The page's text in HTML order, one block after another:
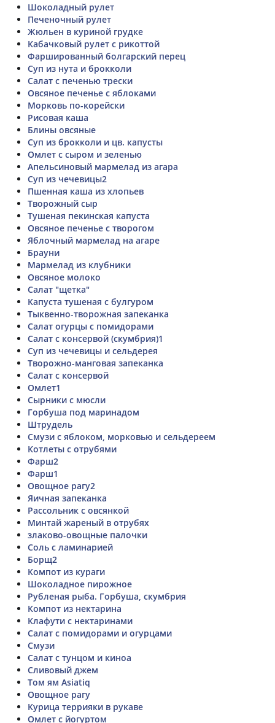
Шоколадный рулет
Печеночный рулет
Жюльен в куриной грудке
Кабачковый рулет с рикоттой
Фаршированный болгарский перец
Суп из нута и брокколи
Салат с печенью трески
Овсяное печенье с яблоками
Морковь по-корейски
Рисовая каша
Блины овсяные
Суп из брокколи и цв. капусты
Омлет с сыром и зеленью
Апельсиновый мармелад из агара
Суп из чечевицы2
Пшенная каша из хлопьев
Творожный сыр
Тушеная пекинская капуста
Овсяное печенье с творогом
Яблочный мармелад на агаре
Брауни
Мармелад из клубники
Овсяное молоко
Салат "щетка"
Капуста тушеная с булгуром
Тыквенно-творожная запеканка
Салат огурцы с помидорами
Салат с консервой (скумбрия)1
Суп из чечевицы и сельдерея
Творожно-манговая запеканка
Салат с консервой
Омлет1
Сырники с мюсли
Горбуша под маринадом
Штрудель
Смузи с яблоком, морковью и сельдереем
Котлеты с отрубями
Фарш2
Фарш1
Овощное рагу2
Яичная запеканка
Рассольник с овсянкой
Минтай жареный в отрубях
злаково-овощные палочки
Соль с ламинарией
Борщ2
Компот из кураги
Шоколадное пирожное
Рубленая рыба. Горбуша, скумбрия
Компот из нектарина
Клафути с нектаринами
Салат с помидорами и огурцами
Смузи
Салат с тунцом и киноа
Сливовый джем
Том ям Asiatiq
Овощное рагу
Курица террияки в рукаве
Омлет с йогуртом